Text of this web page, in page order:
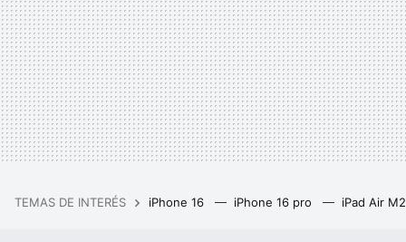
TEMAS DE INTERÉS iPhone 16 iPhone 16 pro iPad Air